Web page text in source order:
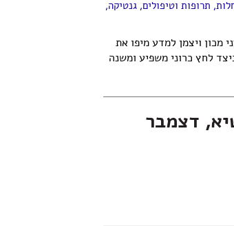
תרופות וטיפולים,גנטיקה,
מכון ויצמן למדע מיפו את
לחץ כרוני משפיע ומשנה
דצמבר